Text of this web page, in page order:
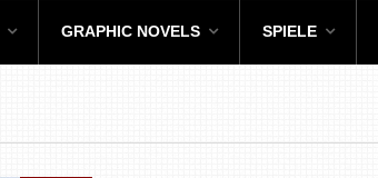
GRAPHIC NOVELS SPIELE